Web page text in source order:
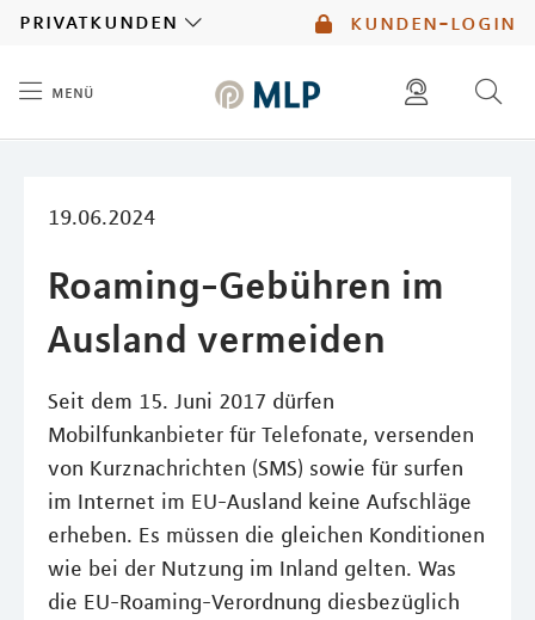
kunden-login
privatkunden
menü
19.06.2024
Roaming-Gebühren im
Ausland vermeiden
Seit dem 15. Juni 2017 dürfen
Mobilfunkanbieter für Telefonate, versenden
von Kurznachrichten (SMS) sowie für surfen
im Internet im EU-Ausland keine Aufschläge
erheben. Es müssen die gleichen Konditionen
wie bei der Nutzung im Inland gelten. Was
die EU-Roaming-Verordnung diesbezüglich